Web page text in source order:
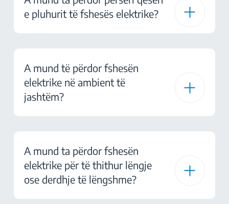
e pluhurit të fshesës elektrike?
A mund të përdor fshesën
elektrike në ambient të
jashtëm?
A mund ta përdor fshesën
elektrike për të thithur lëngje
ose derdhje të lëngshme?